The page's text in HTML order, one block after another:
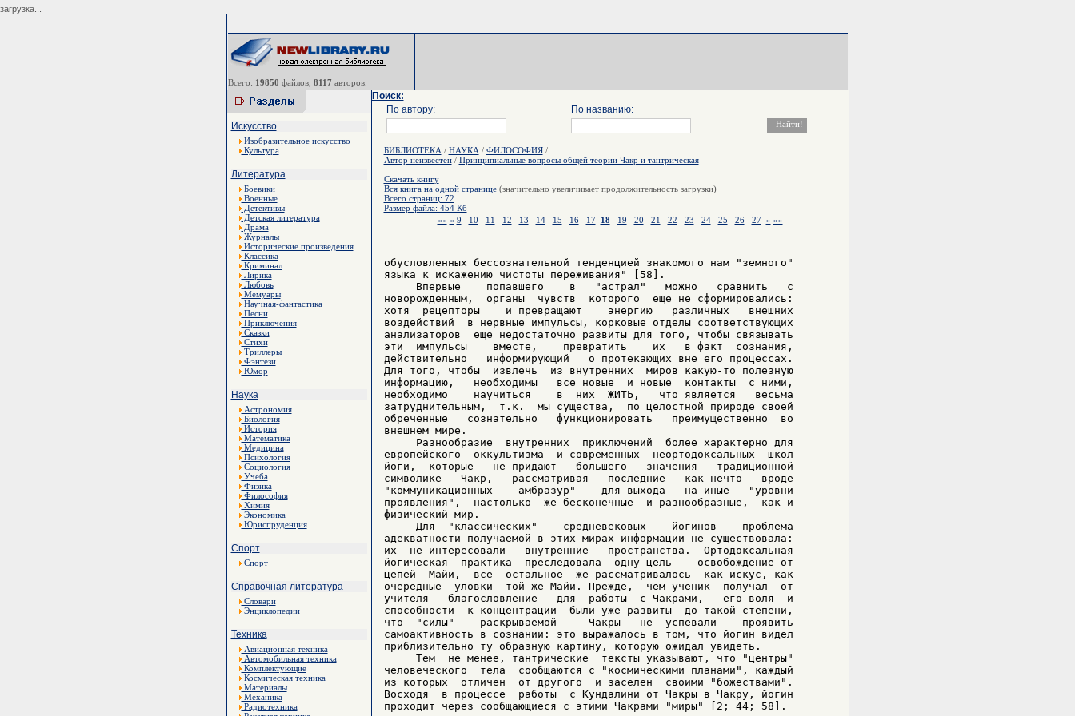
загрузка...
Всего: 19850 файлов, 8117 авторов.
Искусство
Изобразительное искусство
Культура
Литература
Боевики
Военные
Детективы
Детская литература
Драма
Журналы
Исторические произведения
Классика
Криминал
Лирика
Любовь
Мемуары
Научная-фантастика
Песни
Приключения
Сказки
Стихи
Триллеры
Фэнтези
Юмор
Наука
Астрономия
Биология
История
Математика
Медицина
Психология
Социология
Учеба
Физика
Философия
Химия
Экономика
Юриспруденция
Спорт
Спорт
Справочная литература
Словари
Энциклопедии
Техника
Авиационная техника
Автомобильная техника
Комплектующие
Космическая техника
Материалы
Механика
Радиотехника
Поиск:
По автору:
По названию:
БИБЛИОТЕКА / НАУКА / ФИЛОСОФИЯ/
Автор неизвестен/ Принципиальные вопросы общей теории Чакр и тантрическая
Скачать книгу
Вся книга на одной странице(значительно увеличивает продолжительность загрузки)
Всего страниц: 72
Размер файла: 454 Кб
«« « 9 10 11 12 13 14 15 16 17 18 19 20 21 22 23 24 25 26 27 » »»
обусловленных бессознательной тенденцией знакомого нам "земного"
языка к искажению чистоты переживания" [58].
     Впервые    попавшего    в   "астрал"   можно   сравнить   с
новорожденным,  органы  чувств  которого  еще не сформировались:
хотя  рецепторы    и превращают    энергию   различных   внешних
воздействий  в нервные импульсы, корковые отделы соответствующих
анализаторов  еще недостаточно развиты для того, чтобы связывать
эти  импульсы    вместе,    превратить    их   в факт  сознания,
действительно  _информирующий_  о протекающих вне его процессах.
Для того, чтобы  извлечь  из внутренних  миров какую-то полезную
информацию,   необходимы   все новые  и новые  контакты  с ними,
необходимо    научиться    в  них  ЖИТЬ,   что является   весьма
затруднительным,  т.к.  мы существа,  по целостной природе своей
обреченные   сознательно   функционировать   преимущественно  во
внешнем мире.
     Разнообразие  внутренних  приключений  более характерно для
европейского  оккультизма  и современных  неортодоксальных  школ
йоги,  которые   не придают   большего   значения   традиционной
символике   Чакр,   рассматривая   последние   как нечто   вроде
"коммуникационных    амбразур"    для выхода   на иные   "уровни
проявления",  настолько  же бесконечные  и разнообразные,  как и
физический мир.
     Для  "классических"    средневековых    йогинов    проблема
адекватности получаемой в этих мирах информации не существовала:
их  не интересовали   внутренние   пространства.  Ортодоксальная
йогическая  практика  преследовала  одну цель -  освобождение от
цепей  Майи,  все  остальное  же рассматривалось  как искус, как
очередные  уловки  той же Майи. Прежде,  чем ученик  получал  от
учителя   благословление   для  работы  с Чакрами,   его воля  и
способности  к концентрации  были уже развиты  до такой степени,
что  "силы"    раскрываемой     Чакры   не  успевали    проявить
самоактивность в сознании: это выражалось в том, что йогин видел
приблизительно ту образную картину, которую ожидал увидеть.
     Тем  не менее, тантрические  тексты указывают, что "центры"
человеческого  тела  сообщаются с "космическими планами", каждый
из которых  отличен  от другого  и заселен  своими "божествами".
Восходя  в процессе  работы  с Кундалини от Чакры в Чакру, йогин
проходит через сообщающиеся с этими Чакрами "миры" [2; 44; 58].